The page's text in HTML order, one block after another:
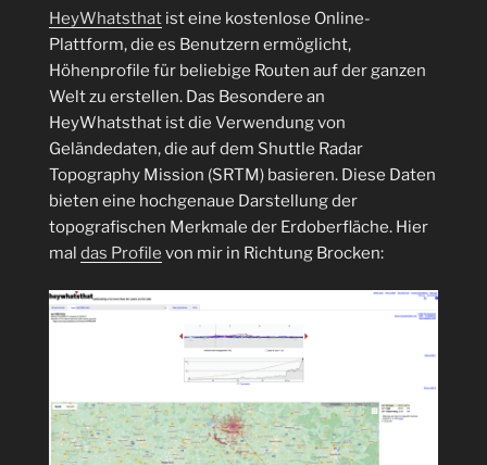
HeyWhatsthat ist eine kostenlose Online-
Plattform, die es Benutzern ermöglicht,
Höhenprofile für beliebige Routen auf der ganzen
Welt zu erstellen. Das Besondere an
HeyWhatsthat ist die Verwendung von
Geländedaten, die auf dem Shuttle Radar
Topography Mission (SRTM) basieren. Diese Daten
bieten eine hochgenaue Darstellung der
topografischen Merkmale der Erdoberfläche. Hier
mal das Profile von mir in Richtung Brocken: